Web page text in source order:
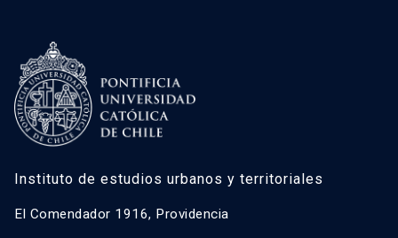
Instituto de estudios urbanos y territoriales
El Comendador 1916, Providencia